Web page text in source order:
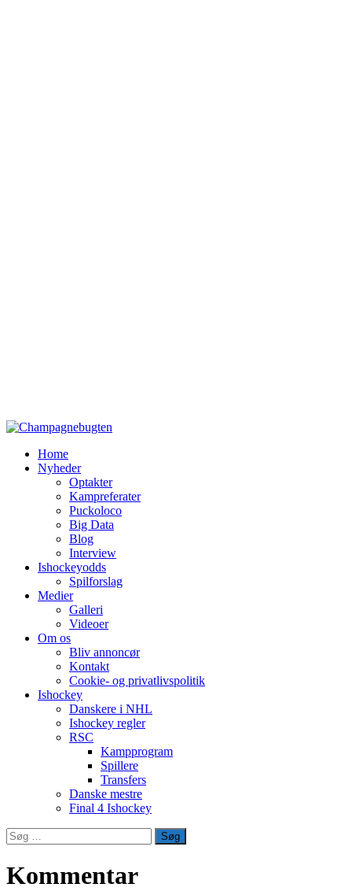
Home
Nyheder
Optakter
Kampreferater
Puckoloco
Big Data
Blog
Interview
Ishockeyodds
Spilforslag
Medier
Galleri
Videoer
Om os
Bliv annoncør
Kontakt
Cookie- og privatlivspolitik
Ishockey
Danskere i NHL
Ishockey regler
RSC
Kampprogram
Spillere
Transfers
Danske mestre
Final 4 Ishockey
Søg
efter:
Kommentar